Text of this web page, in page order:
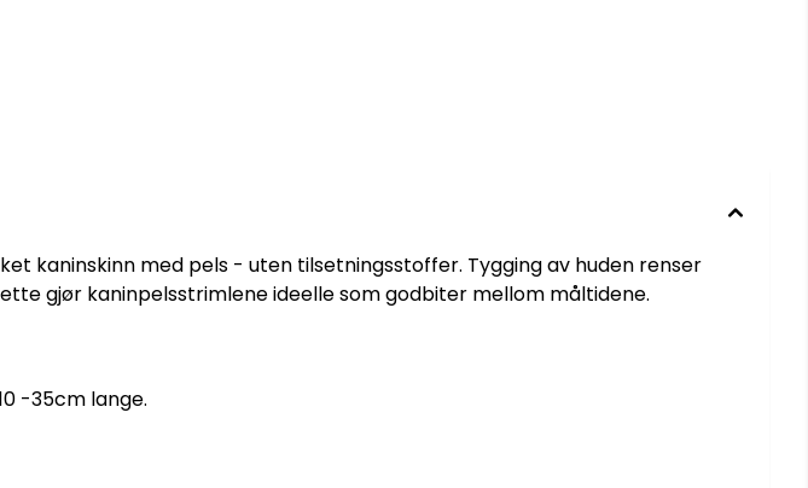
kaninskinn med pels - uten tilsetningsstoffer. Tygging av huden renser
gjør kaninpelsstrimlene ideelle som godbiter mellom måltidene.
-35cm lange.